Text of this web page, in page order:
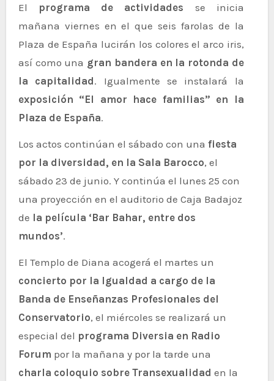
El programa de actividades se inicia
mañana viernes en el que seis farolas de la
Plaza de España lucirán los colores el arco iris,
así como una gran bandera en la rotonda de
la capitalidad. Igualmente se instalará la
exposición “El amor hace familias” en la
Plaza de España.
Los actos continúan el sábado con una fiesta
por la diversidad, en la Sala Barocco, el
sábado 23 de junio. Y continúa el lunes 25 con
una proyección en el auditorio de Caja Badajoz
de la película ‘Bar Bahar, entre dos
mundos’.
El Templo de Diana acogerá el martes un
concierto por la Igualdad a cargo de la
Banda de Enseñanzas Profesionales del
Conservatorio, el miércoles se realizará un
especial del programa Diversia en Radio
Forum por la mañana y por la tarde una
charla coloquio sobre Transexualidad en la